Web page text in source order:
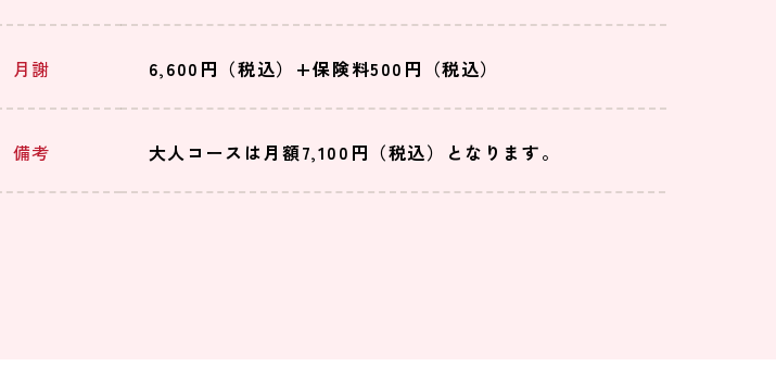
月謝 6,600円（税込）+保険料500円（税込）
備考 大人コースは月額7,100円（税込）となります。